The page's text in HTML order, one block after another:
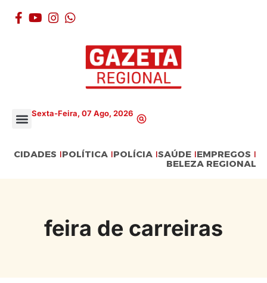
Sexta-Feira, 07 Ago, 2026
CIDADES POLÍTICA POLÍCIA SAÚDE EMPREGOS
BELEZA REGIONAL
feira de carreiras